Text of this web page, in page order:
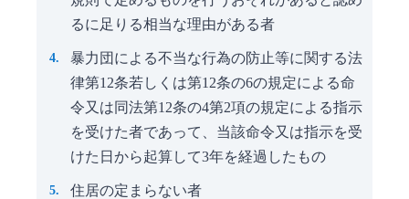
るに足りる相当な理由がある者
暴力団による不当な行為の防止等に関する法
律第12条若しくは第12条の6の規定による命
令又は同法第12条の4第2項の規定による指示
を受けた者であって、当該命令又は指示を受
けた日から起算して3年を経過したもの
住居の定まらない者